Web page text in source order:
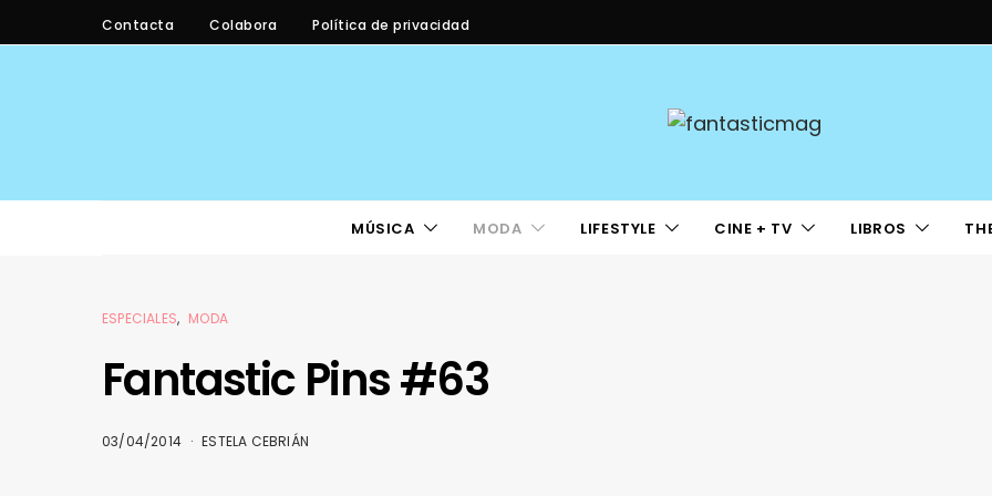
Contacta Colabora Política de privacidad
MÚSICA MODA LIFESTYLE CINE + TV LIBROS
ESPECIALES MODA
Fantastic Pins #63
03/04/2014 ESTELA CEBRIÁN